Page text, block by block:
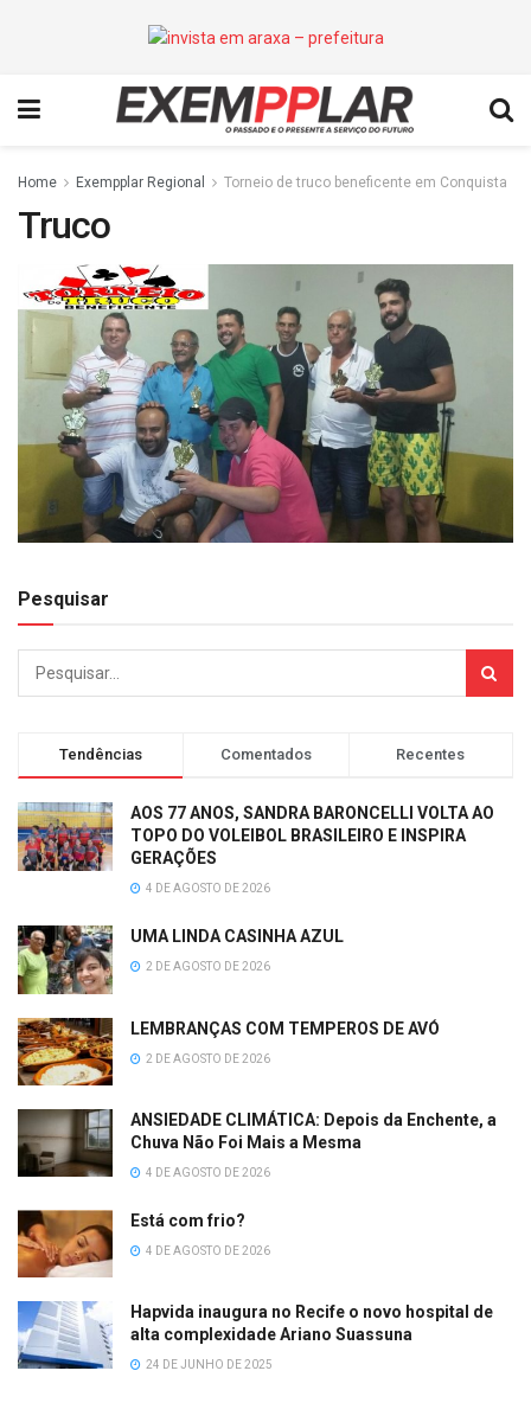
Home Exempplar Regional Torneio de truco beneficente em Conquista
Truco
Pesquisar
Tendências Comentados Recentes
AOS 77 ANOS, SANDRA BARONCELLI VOLTA AO
TOPO DO VOLEIBOL BRASILEIRO E INSPIRA
GERAÇÕES
4 DE AGOSTO DE 2026
UMA LINDA CASINHA AZUL
2 DE AGOSTO DE 2026
LEMBRANÇAS COM TEMPEROS DE AVÓ
2 DE AGOSTO DE 2026
ANSIEDADE CLIMÁTICA: Depois da Enchente, a
Chuva Não Foi Mais a Mesma
4 DE AGOSTO DE 2026
Está com frio?
4 DE AGOSTO DE 2026
Hapvida inaugura no Recife o novo hospital de
alta complexidade Ariano Suassuna
24 DE JUNHO DE 2025